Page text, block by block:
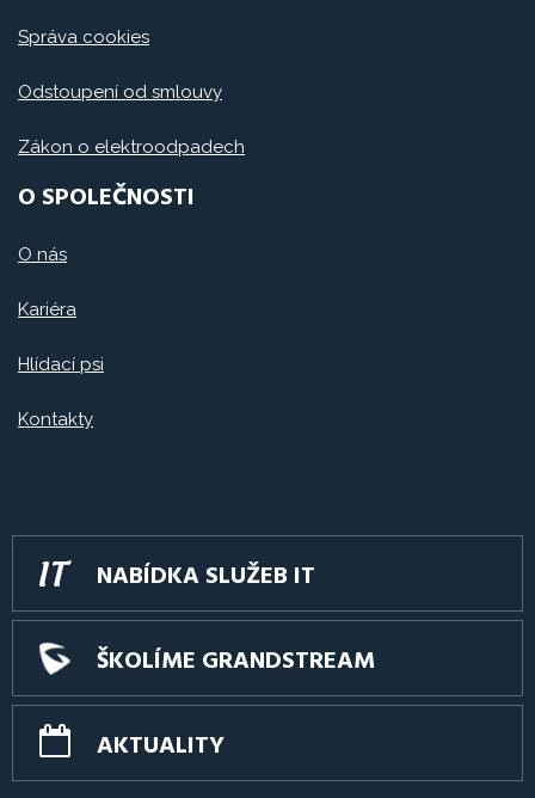
Správa cookies
Odstoupení od smlouvy
Zákon o elektroodpadech
O SPOLEČNOSTI
O nás
Kariéra
Hlídací psi
Kontakty
NABÍDKA SLUŽEB IT
ŠKOLÍME GRANDSTREAM
AKTUALITY